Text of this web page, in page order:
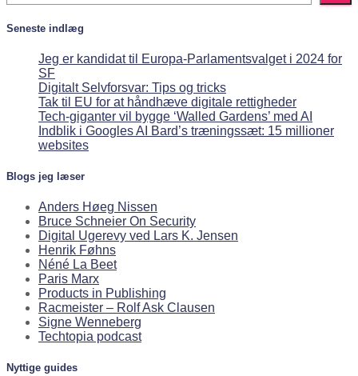
Seneste indlæg
Jeg er kandidat til Europa-Parlamentsvalget i 2024 for
SF
Digitalt Selvforsvar: Tips og tricks
Tak til EU for at håndhæve digitale rettigheder
Tech-giganter vil bygge ‘Walled Gardens’ med AI
Indblik i Googles AI Bard’s træningssæt: 15 millioner
websites
Blogs jeg læser
Anders Høeg Nissen
Bruce Schneier On Security
Digital Ugerevy ved Lars K. Jensen
Henrik Føhns
Néné La Beet
Paris Marx
Products in Publishing
Racmeister – Rolf Ask Clausen
Signe Wenneberg
Techtopia podcast
Nyttige guides